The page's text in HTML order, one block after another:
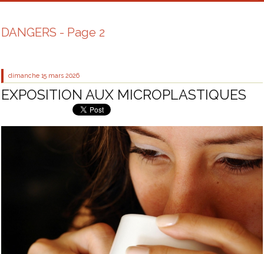
DANGERS - Page 2
dimanche 15 mars 2026
EXPOSITION AUX MICROPLASTIQUES